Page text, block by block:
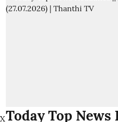
Today Top News
X